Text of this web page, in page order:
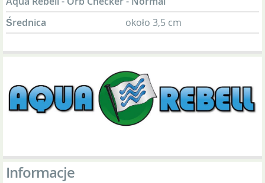
Średnica
około 3,5 cm
Informacje